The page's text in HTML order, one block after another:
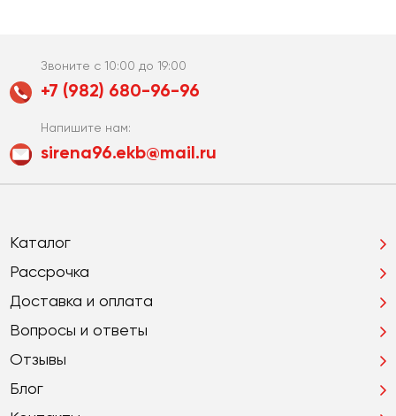
Звоните с 10:00 до 19:00
+7 (982) 680-96-96
Напишите нам:
sirena96.ekb@mail.ru
Каталог
Рассрочка
Доставка и оплата
Вопросы и ответы
Отзывы
Блог